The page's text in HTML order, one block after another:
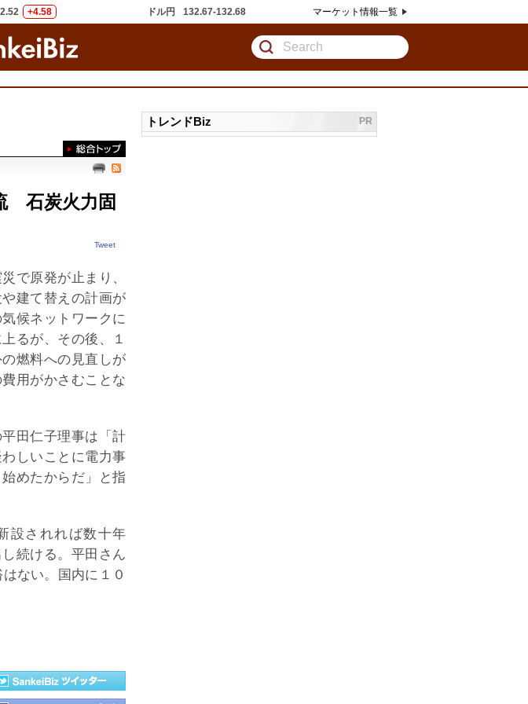
+4.58 ドル円 132.67 132.68 マーケット情報一覧
石炭火力固
Tweet
で原発が止まり、
建て替えの計画が
候ネットワークに
るが、その後、１
燃料への見直しが
用がかさむことな
田仁子理事は「計
しいことに電力事
めたからだ」と指
設されれば数十年
続ける。平田さん
ない。国内に１０
トレンドBiz PR